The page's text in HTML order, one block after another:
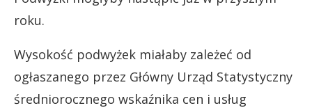
roku.
Wysokość podwyżek miałaby zależeć od
ogłaszanego przez Główny Urząd Statystyczny
średniorocznego wskaźnika cen i usług